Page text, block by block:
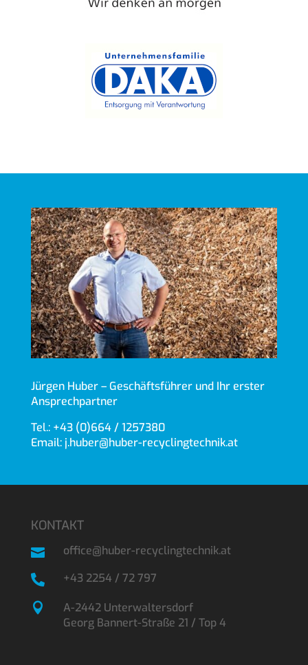
Jürgen Huber – Geschäftsführer und Ihr erster
Ansprechpartner
Tel.: +43 (0)664 / 1257380
Email: j.huber@huber-recyclingtechnik.at
KONTAKT

office@huber-recyclingtechnik.at

+43 2254 / 72 797

A-2442 Unterwaltersdorf
Georg Bannert-Straße 21 / Top 4